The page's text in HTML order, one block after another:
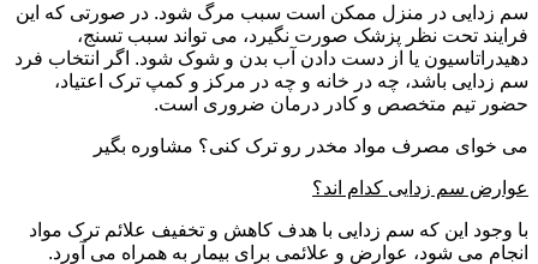
سم زدایی در منزل ممکن است سبب مرگ شود. در صورتی که این
فرایند تحت نظر پزشک صورت نگیرد، می تواند سبب تسنج،
دهیدراتاسیون یا از دست دادن آب بدن و شوک شود. اگر انتخاب فرد
سم زدایی باشد، چه در خانه و چه در مرکز و کمپ ترک اعتیاد،
حضور تیم متخصص و کادر درمان ضروری است.
می خوای مصرف مواد مخدر رو ترک کنی؟ مشاوره بگیر
عوارض سم زدایی کدام اند؟
با وجود این که سم زدایی با هدف کاهش و تخفیف علائم ترک مواد
انجام می شود، عوارض و علائمی برای بیمار به همراه می آورد.